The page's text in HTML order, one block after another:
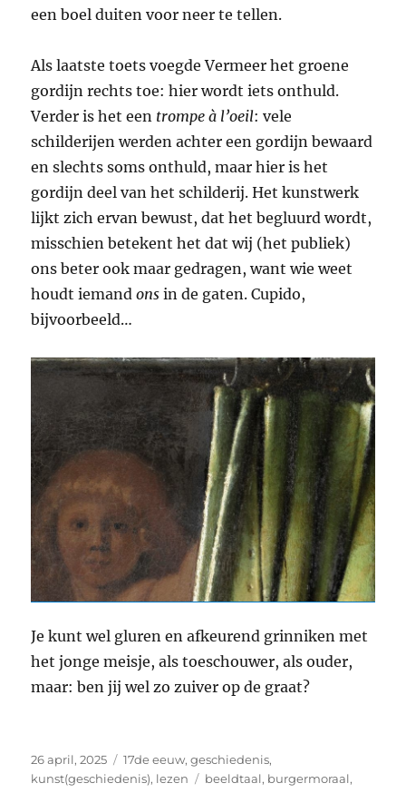
een boel duiten voor neer te tellen.
Als laatste toets voegde Vermeer het groene
gordijn rechts toe: hier wordt iets onthuld.
Verder is het een trompe à l’oeil: vele
schilderijen werden achter een gordijn bewaard
en slechts soms onthuld, maar hier is het
gordijn deel van het schilderij. Het kunstwerk
lijkt zich ervan bewust, dat het begluurd wordt,
misschien betekent het dat wij (het publiek)
ons beter ook maar gedragen, want wie weet
houdt iemandons in de gaten. Cupido,
bijvoorbeeld…
Je kunt wel gluren en afkeurend grinniken met
het jonge meisje, als toeschouwer, als ouder,
maar: ben jij wel zo zuiver op de graat?
Geplaatst
op
26 april, 2025 Categorieën
17de eeuw,geschiedenis,
kunst(geschiedenis), lezen Tags
beeldtaal, burgermoraal,